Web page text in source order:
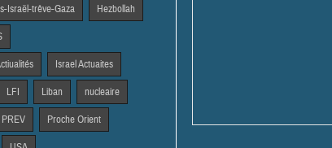
Israël-trêve-Gaza Hezbollah
Israel Actuaites
LFI Liban nucleaire
PREV Proche Orient